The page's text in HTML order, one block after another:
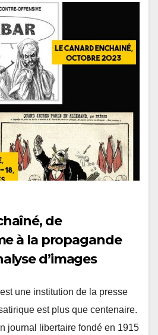
de
à la propagande
d’images
une institution de la presse
est plus que centenaire.
journal libertaire fondé en 1915